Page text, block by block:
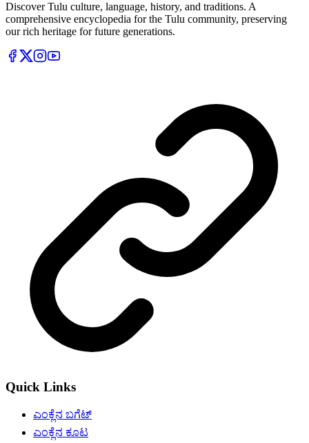
Discover Tulu culture, language, history, and traditions. A
comprehensive encyclopedia for the Tulu community, preserving
our rich heritage for future generations.
Quick Links
ಎಂಕ್ಲೆನ ಬಗೆಟ್
ಎಂಕ್ಲೆನ ಕೂಟ